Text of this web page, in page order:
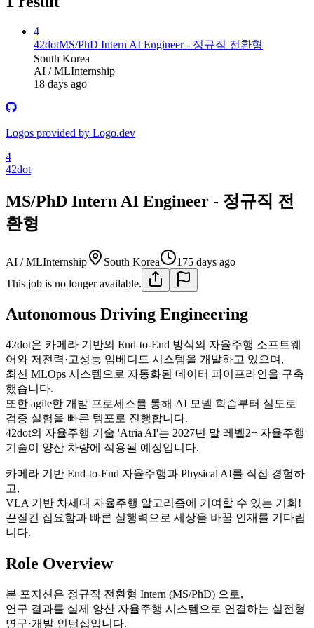
4
42dotMS/PhD Intern AI Engineer - 정규직 전환형
South Korea
AI / MLInternship
18 days ago
Logos provided by Logo.dev
4
42dot
MS/PhD Intern AI Engineer - 정규직 전
환형
AI / MLInternship South Korea
175 days ago
This job is no longer available.
Autonomous Driving Engineering
42dot은 카메라 기반의 End-to-End 방식의 자율주행 소프트웨
어와 저전력·고성능 임베디드 시스템을 개발하고 있으며,
최신 MLOps 시스템으로 자동화된 데이터 파이프라인을 구축
했습니다.
또한 agile한 개발 프로세스를 통해 AI 모델 학습부터 실도로
검증 실험을 빠른 템포로 진행합니다.
42dot의 자율주행 기술 'Atria AI'는 2027년 말 레벨2+ 자율주행
기술이 양산 차량에 적용될 예정입니다.
카메라 기반 End-to-End 자율주행과 Physical AI를 직접 경험하
고,
VLA 기반 차세대 자율주행 알고리즘에 기여할 수 있는 기회!
끈질긴 집요함과 빠른 실행력으로 세상을 바꿀 인재를 기다립
니다.
Role Overview
본 포지션은 정규직 전환형 Intern (MS/PhD) 으로,
연구 결과를 실제 양산 자율주행 시스템으로 연결하는 실전형
연구·개발 인턴십입니다.